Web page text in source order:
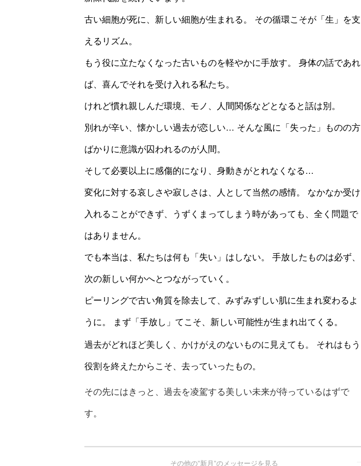
古い細胞が死に、新しい細胞が生まれる。 その循環こそが「生」を支
えるリズム。
もう役に立たなくなった古いものを軽やかに手放す。 身体の話であれ
ば、喜んでそれを受け入れる私たち。
けれど慣れ親しんだ環境、モノ、人間関係などとなると話は別。
別れが辛い、懐かしい過去が恋しい… そんな風に「失った」ものの方
ばかりに意識が囚われるのが人間。
そして必要以上に感傷的になり、身動きがとれなくなる…
変化に対する哀しさや寂しさは、人として当然の感情。 なかなか受け
入れることができず、うずくまってしまう時があっても、全く問題で
はありません。
でも本当は、私たちは何も「失い」はしない。 手放したものは必ず、
次の新しい何かへとつながっていく。
ピーリングで古い角質を除去して、みずみずしい肌に生まれ変わるよ
うに。 まず「手放し」てこそ、新しい可能性が生まれ出てくる。
過去がどれほど美しく、かけがえのないものに見えても。 それはもう
役割を終えたからこそ、去っていったもの。
その先にはきっと、過去を凌駕する美しい未来が待っているはずで
す。
その他の”新月”のメッセージを見る